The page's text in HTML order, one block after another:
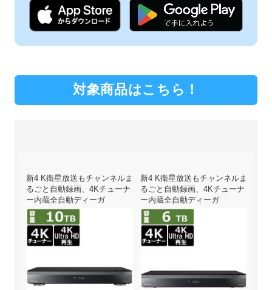
対象商品はこちら！
新4 K衛星放送もチャンネルま
るごと自動録画、4Kチューナ
ー内蔵全自動ディーガ
新4 K衛星放送もチャンネルま
るごと自動録画、4Kチューナ
ー内蔵全自動ディーガ